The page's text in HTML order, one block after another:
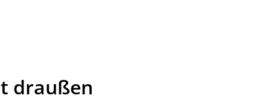
draußen